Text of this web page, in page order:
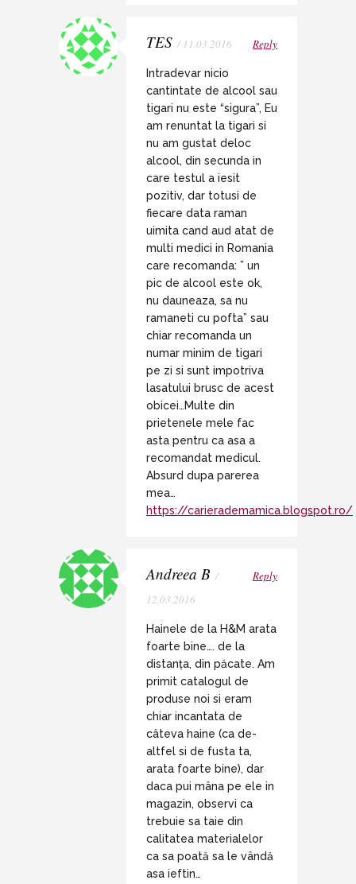
TES / 11.03.2016 Reply
Intradevar nicio
cantintate de alcool sau
tigari nu este “sigura”, Eu
am renuntat la tigari si
nu am gustat deloc
alcool, din secunda in
care testul a iesit
pozitiv, dar totusi de
fiecare data raman
uimita cand aud atat de
multi medici in Romania
care recomanda: ” un
pic de alcool este ok,
nu dauneaza, sa nu
ramaneti cu pofta” sau
chiar recomanda un
numar minim de tigari
pe zi si sunt impotriva
lasatului brusc de acest
obicei…Multe din
prietenele mele fac
asta pentru ca asa a
recomandat medicul.
Absurd dupa parerea
mea…
https://carierademamica.blogspot.ro/
Andreea B /
12.03.2016
Reply
Hainele de la H&M arata
foarte bine…. de la
distanța, din păcate. Am
primit catalogul de
produse noi si eram
chiar incantata de
câteva haine (ca de-
altfel si de fusta ta,
arata foarte bine), dar
daca pui mâna pe ele in
magazin, observi ca
trebuie sa taie din
calitatea materialelor
ca sa poată sa le vândă
asa ieftin…